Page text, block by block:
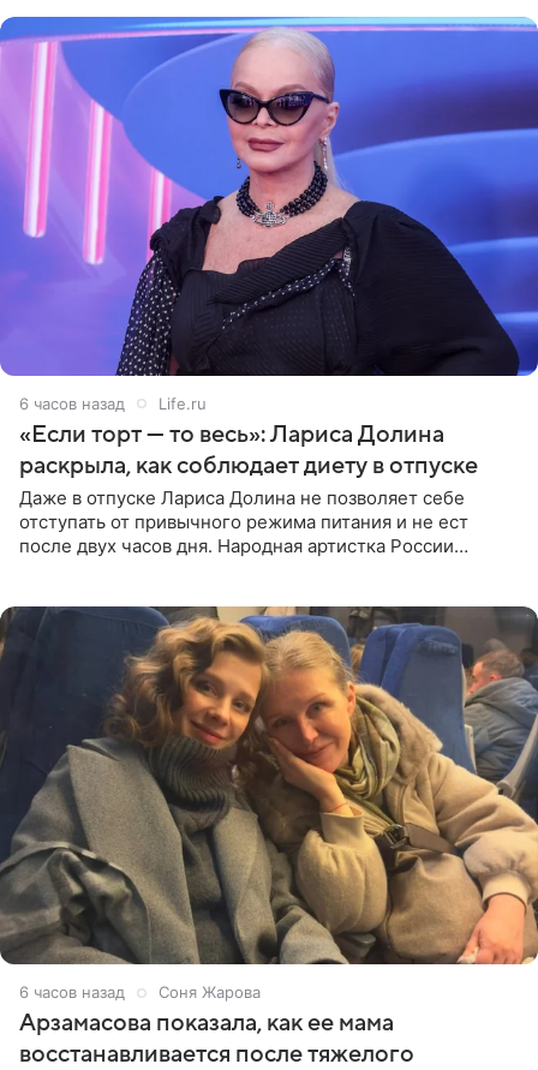
6 часов назад Life.ru
«Если торт — то весь»: Лариса Долина
раскрыла, как соблюдает диету в отпуске
Даже в отпуске Лариса Долина не позволяет себе
отступать от привычного режима питания и не ест
после двух часов дня. Народная артистка России
6 часов назад Соня Жарова
Арзамасова показала, как ее мама
восстанавливается после тяжелого